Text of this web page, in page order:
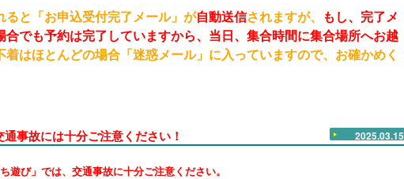
と「お申込受付完了メール」が自動送信されますが、
もし、完了メ
合でも予約は完了していますから、当日、集合時間に集合場所へお越
着はほとんどの場合「迷惑メール」に入っていますので、お確かめく
事故には十分ご注意ください！ 2025.03.15
遊び」では、交通事故に十分ご注意ください。